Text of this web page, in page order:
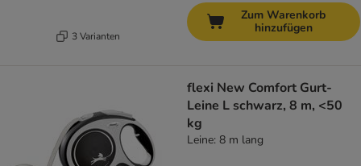
3 Varianten
Zum Warenkorb
hinzufügen
flexi New Comfort Gurt-
Leine L schwarz, 8 m, <50
kg
Leine: 8 m lang